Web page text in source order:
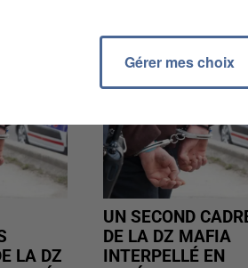
LA DZ
UN SECOND
DE LA DZ MAFIA
INTERPELLÉ EN
Gérer mes choix